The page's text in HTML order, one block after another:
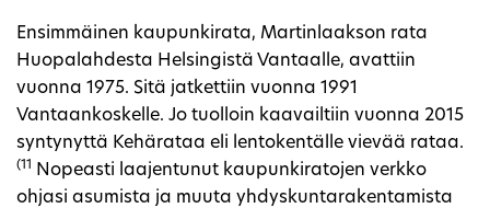
Ensimmäinen kaupunkirata, Martinlaakson rata
Huopalahdesta Helsingistä Vantaalle, avattiin
vuonna 1975. Sitä jatkettiin vuonna 1991
Vantaankoskelle. Jo tuolloin kaavailtiin vuonna 2015
syntynyttä Kehärataa eli lentokentälle vievää rataa.
(11
Nopeasti laajentunut kaupunkiratojen verkko
ohjasi asumista ja muuta yhdyskuntarakentamista